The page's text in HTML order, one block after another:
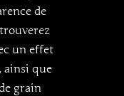
de
un effet
ainsi que
grain